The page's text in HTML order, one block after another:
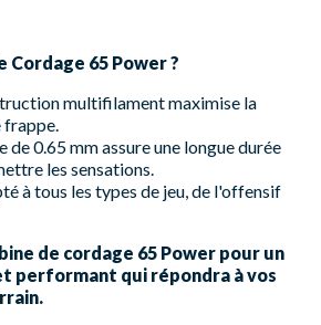
Cordage 65 Power ?
multifilament maximise la
frappe.
de 0.65 mm assure une longue durée
les sensations.
à tous les types de jeu, de l'offensif
de cordage 65 Power pour un
performant qui répondra à vos